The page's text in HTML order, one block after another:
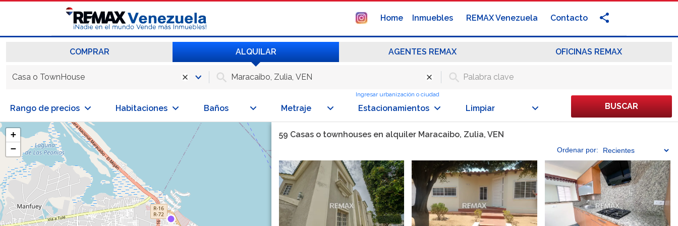
Home Inmuebles REMAX Venezuela Contacto
COMPRAR ALQUILAR AGENTES REMAX OFICINAS REMAX
Casa o TownHouse
Ingresar urbanización o ciudad
Rango de precios Habitaciones Baños Metraje Estacionamientos Limpiar BUSCAR
+
−
59 Casas o townhouses en alquiler Maracaibo, Zulia, VEN
Ordenarpor: